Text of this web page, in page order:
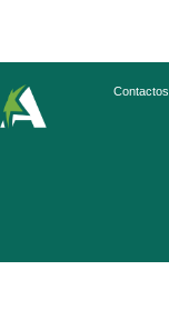
Contactos